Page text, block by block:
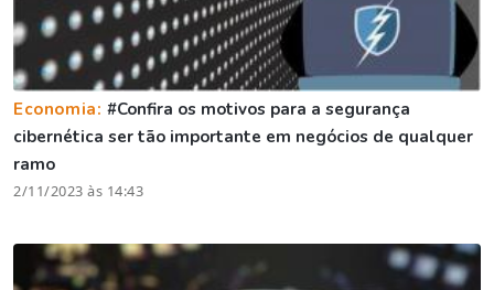
Economia:#Confira os motivos para a segurança
cibernética ser tão importante em negócios de qualquer
ramo
2/11/2023 às 14:43